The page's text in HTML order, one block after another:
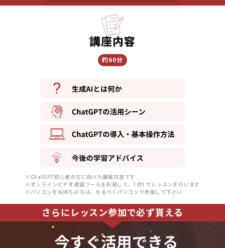
講座内容
約60分
※ChatGPT初心者の方に向けた講座内容です
※オンラインビデオ通話ツールを利用して、1対1でレッスンを行います
※パソコンをお持ちの方は、なるべくパソコンで参加して下さい
さらにレッスン参加で必ず貰える